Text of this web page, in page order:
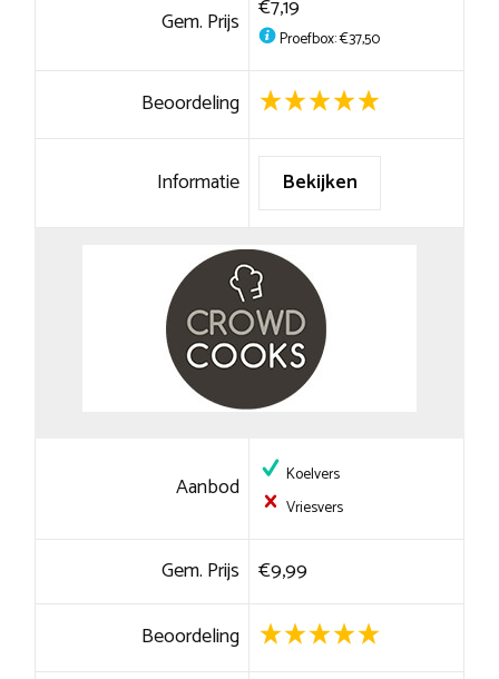
Gem. Prijs €7,19
Proefbox: €37,50
Beoordeling
Informatie Bekijken
Aanbod
Koelvers
Vriesvers
Gem. Prijs €9,99
Beoordeling